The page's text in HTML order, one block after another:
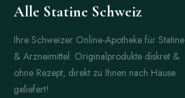
Alle Statine Schweiz
Ihre Schweizer Online-Apotheke für Statine
& Arzneimittel: Originalprodukte diskret &
ohne Rezept, direkt zu Ihnen nach Hause
geliefert!